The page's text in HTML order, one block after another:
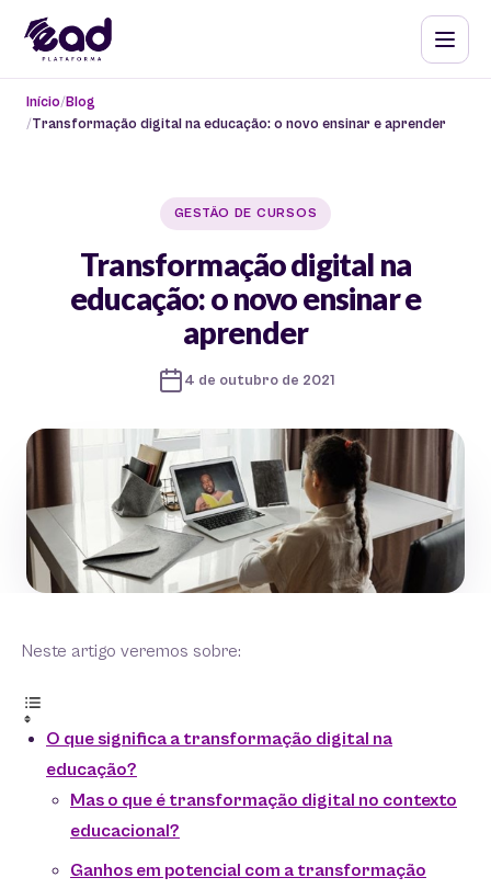
Início Blog
Transformação digital na educação: o novo ensinar e aprender
GESTÃO DE CURSOS
Transformação digital na
educação: o novo ensinar e
aprender
4 de outubro de 2021
Neste artigo veremos sobre:
O que significa a transformação digital na
educação?
Mas o que é transformação digital no contexto
educacional?
Ganhos em potencial com a transformação